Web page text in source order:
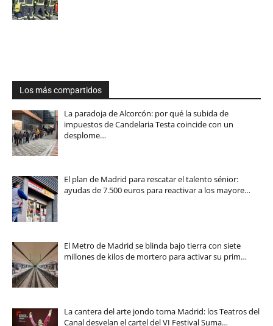
Los más compartidos
La paradoja de Alcorcón: por qué la subida de
impuestos de Candelaria Testa coincide con un
desplome…
El plan de Madrid para rescatar el talento sénior:
ayudas de 7.500 euros para reactivar a los mayore…
El Metro de Madrid se blinda bajo tierra con siete
millones de kilos de mortero para activar su prim…
La cantera del arte jondo toma Madrid: los Teatros del
Canal desvelan el cartel del VI Festival Suma…